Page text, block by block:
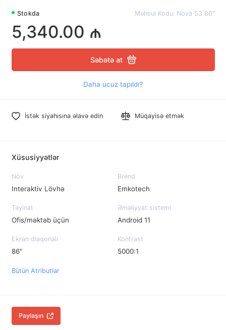
Stokda Məhsul Kodu: Nova S3 86"
5,340.00 ₼
Səbətə at
Daha ucuz tapıldı?
İstək siyahısına əlavə edin Müqayisə etmək
Xüsusiyyətlər
Növ
Interaktiv Lövhə
Brend
Emkotech
Təyinat
Ofis/məktəb üçün
Əməliyyat sistemi
Android 11
Ekran diaqonalı
86"
Kontrast
5000:1
Bütün Atributlar
Paylaşın